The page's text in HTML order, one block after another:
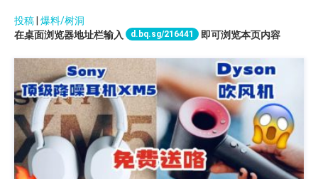
投稿 爆料/树洞
在桌面浏览器地址栏输入
d.bq.sg/216441 即可浏览本页内容